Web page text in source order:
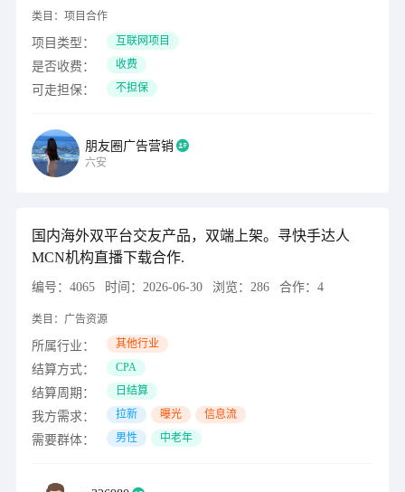
类目： 项目合作
项目类型： 互联网项目
是否收费： 收费
可走担保： 不担保
朋友圈广告营销
六安
国内海外双平台交友产品，双端上架。寻快手达人
MCN机构直播下载合作.
编号： 4065 时间： 2026-06-30 浏览： 286 合作： 4
类目： 广告资源
所属行业： 其他行业
结算方式： CPA
结算周期： 日结算
我方需求： 拉新 曝光 信息流
需要群体： 男性 中老年